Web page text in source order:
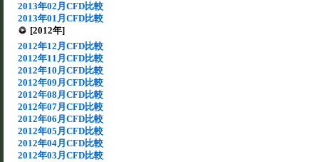
2013年02月CFD比較
2013年01月CFD比較
[2012年]
2012年12月CFD比較
2012年11月CFD比較
2012年10月CFD比較
2012年09月CFD比較
2012年08月CFD比較
2012年07月CFD比較
2012年06月CFD比較
2012年05月CFD比較
2012年04月CFD比較
2012年03月CFD比較